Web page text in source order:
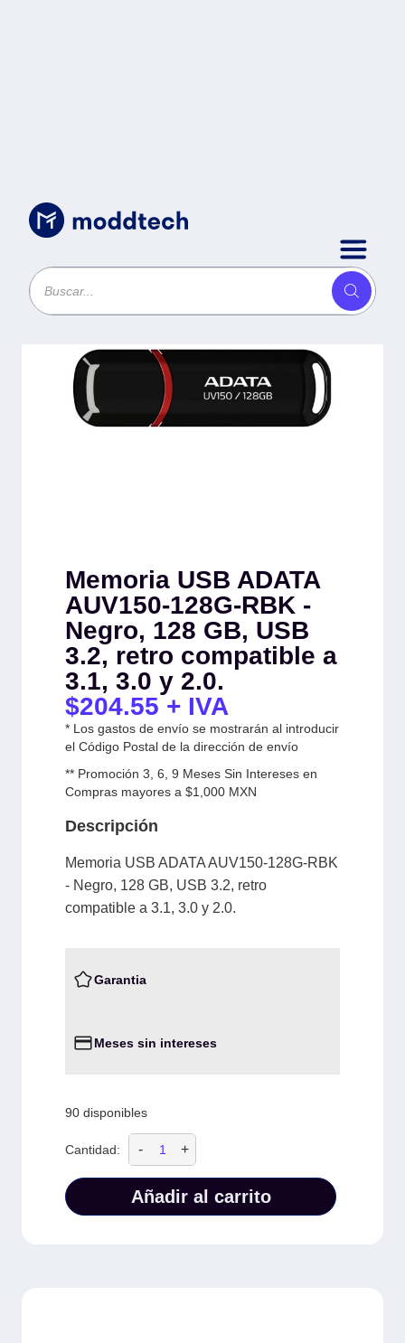
Almacenamiento Portatil
Negro, 128 GB, USB 3.2,
retro compatible a 3.1,
Memoria USB ADATA
AUV150-128G-RBK -
Negro, 128 GB, USB
3.2, retro compatible a
3.1, 3.0 y 2.0.
$204.55 + IVA
* Los gastos de envío se mostrarán al introducir
el Código Postal de la dirección de envío
** Promoción 3, 6, 9 Meses Sin Intereses en
Compras mayores a $1,000 MXN
Descripción
Memoria USB ADATA AUV150-128G-RBK
- Negro, 128 GB, USB 3.2, retro
compatible a 3.1, 3.0 y 2.0.
Garantia
Meses sin intereses
90 disponibles
Cantidad: - +
Añadir al carrito